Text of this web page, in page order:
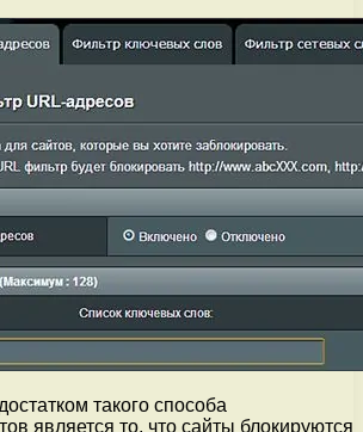
такого способа
является то, что сайты блокируются